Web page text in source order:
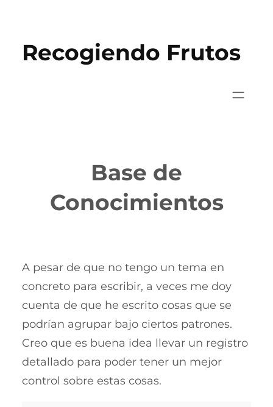
contenido
Recogiendo Frutos
Base de
Conocimientos
A pesar de que no tengo un tema en
concreto para escribir, a veces me doy
cuenta de que he escrito cosas que se
podrían agrupar bajo ciertos patrones.
Creo que es buena idea llevar un registro
detallado para poder tener un mejor
control sobre estas cosas.